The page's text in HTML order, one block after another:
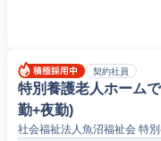
契約社員
特別養護老人ホーム
勤+夜勤)
社会福祉法人魚沼福祉会 特